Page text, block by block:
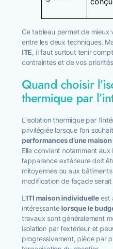
Ce tableau permet de mieux
entre les deux techniques.
ITE, il faut surtout tenir
contraintes et de vos
Quand choisir
thermique par
L’isolation thermique par
privilégiée lorsque l’on
performances d’une
Elle convient notamment
l’apparence extérieure doit
mitoyennes ou aux
modification de façade
L’ITI maison individuelleest
intéressantelorsque le
travaux sont généralement
isolation par l’extérieur et
progressivement, pièce par